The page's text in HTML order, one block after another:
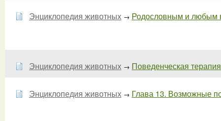
Энциклопедия животных → Родословным и любым
Энциклопедия животных → Поведенческая
Энциклопедия животных → Глава 13. Возможные